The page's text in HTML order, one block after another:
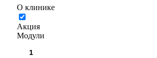
О клинике
Акция
Модули